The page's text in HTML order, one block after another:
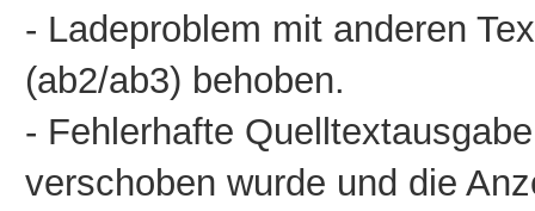
- Ladeproblem mit anderen
(ab2/ab3) behoben.
- Fehlerhafte
verschoben wurde und die